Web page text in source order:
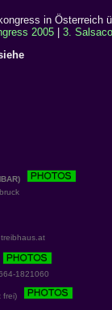
in Österreich
2005 | 3.
1821060
frei)